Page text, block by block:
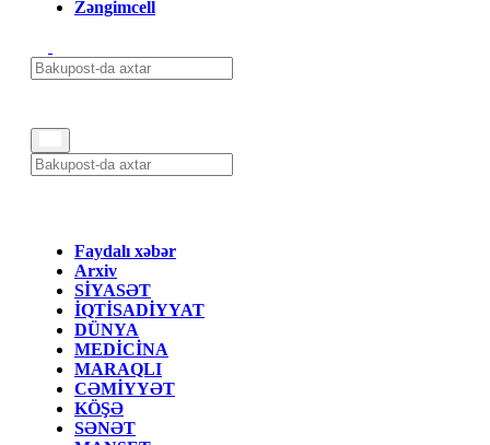
Zəngimcell
Faydalı xəbər
Arxiv
SİYASƏT
İQTİSADİYYAT
DÜNYA
MEDİCİNA
MARAQLI
CƏMİYYƏT
KÖŞƏ
SƏNƏT